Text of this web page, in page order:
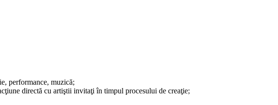
performance, muzică;
directă cu artiştii invitaţi în timpul procesului de creaţie;